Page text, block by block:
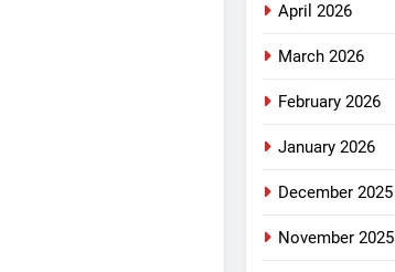
April 2026
March 2026
February 2026
January 2026
December 2025
November 2025